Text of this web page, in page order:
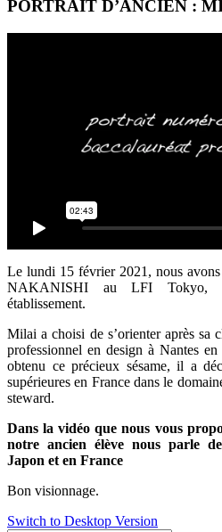
PORTRAIT D’ANCIEN :
Le lundi 15 février 2021, nous
NAKANISHI au LFI Tokyo,
établissement.
Milai a choisi de s’orienter après sa
professionnel en design à Nantes
obtenu ce précieux sésame, il a
supérieures en France dans le
steward.
Dans la vidéo que nous vous
notre ancien élève nous parle
Japon et en France
Bon visionnage.
Switch to Desktop Version